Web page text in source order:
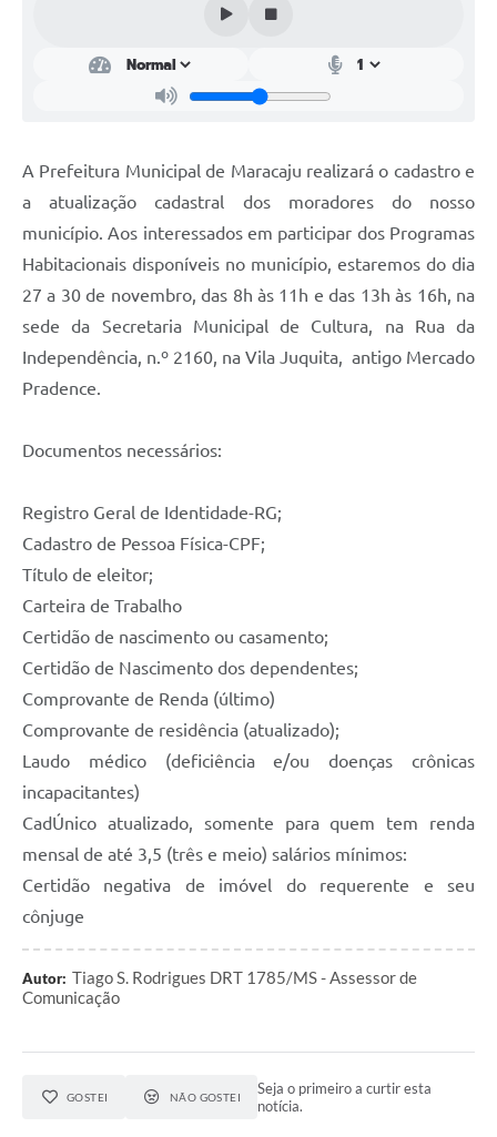
Decorrência de COVID-19 Comércio - Adesão ao
Protocolo
Downloads
Telefones Úteis
A Prefeitura Municipal de Maracaju realizará o cadastro e
a atualização cadastral dos moradores do nosso
município. Aos interessados em participar dos Programas
Habitacionais disponíveis no município, estaremos do dia
27 a 30 de novembro, das 8h às 11h e das 13h às 16h, na
sede da Secretaria Municipal de Cultura, na Rua da
Independência, n.º 2160, na Vila Juquita, antigo Mercado
Pradence.
Documentos necessários:
Registro Geral de Identidade-RG;
Cadastro de Pessoa Física-CPF;
Título de eleitor;
Carteira de Trabalho
Certidão de nascimento ou casamento;
Certidão de Nascimento dos dependentes;
Comprovante de Renda (último)
Comprovante de residência (atualizado);
Laudo médico (deficiência e/ou doenças crônicas
incapacitantes)
CadÚnico atualizado, somente para quem tem renda
mensal de até 3,5 (três e meio) salários mínimos:
Certidão negativa de imóvel do requerente e seu
cônjuge
Autor: Tiago S. Rodrigues DRT 1785/MS - Assessor de
Comunicação
GOSTEI NÃO GOSTEI
Seja o primeiro a curtir esta
notícia.